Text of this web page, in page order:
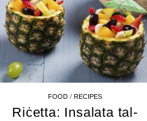
FOOD /RECIPES
Riċetta: Insalata tal-